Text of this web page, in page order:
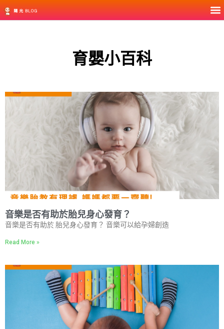
育嬰小百科
音樂是否有助於胎兒身心發育？
音樂是否有助於 胎兒身心發育？ 音樂可以給孕婦創造
Read More »